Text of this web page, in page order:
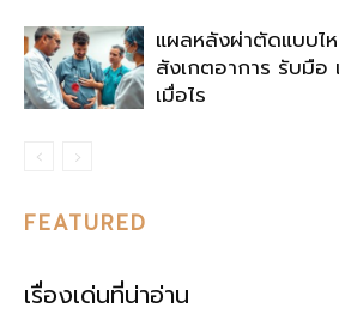
แผลหลังผ่าตัดแบบไ
สังเกตอาการ รับมื
เมื่อไร
FEATURED
เรื่องเด่นที่น่าอ่าน